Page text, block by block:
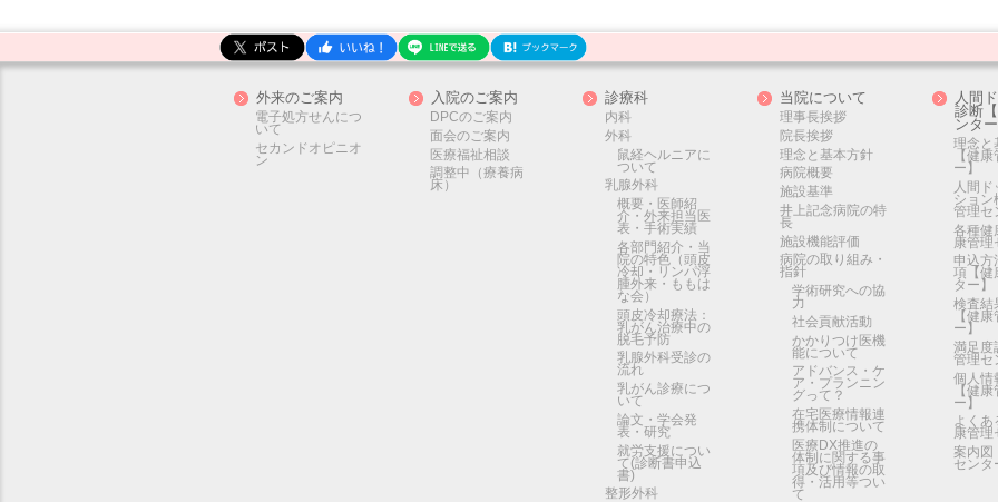
外来のご案内
電子処方せんにつ
いて
セカンドオピニオ
ン
入院のご案内
DPCのご案内
面会のご案内
医療福祉相談
調整中（療養病
床）
診療科
内科
外科
鼠経ヘルニアに
ついて
乳腺外科
概要・医師紹
介・外来担当医
表・手術実績
各部門紹介・当
院の特色（頭皮
冷却・リンパ浮
腫外来・ももは
な会）
頭皮冷却療法：
乳がん治療中の
脱毛予防
乳腺外科受診の
流れ
乳がん診療につ
いて
論文・学会発
表・研究
就労支援につい
て(診断書申込
書)
整形外科
当院について
理事長挨拶
院長挨拶
理念と基本方針
病院概要
施設基準
井上記念病院の特
長
施設機能評価
病院の取り組み・
指針
学術研究への協
力
社会貢献活動
かかりつけ医機
能について
アドバンス・ケ
ア・プランニン
グって？
在宅医療情報連
携体制について
医療DX推進の
体制に関する事
項及び情報の取
得・活用等つい
て
人間
診断
ンター
理念と
【健
ー】
人間
ション
管理セ
各種健
康管理
申込方
項【健
ター】
検査結
【健
ー】
満足度
管理セ
個人情
【健
ー】
よくあ
康管理
案内図
センタ